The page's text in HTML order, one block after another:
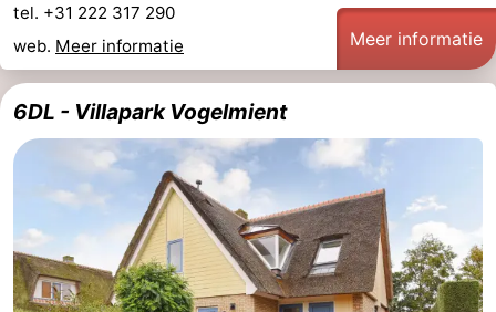
tel. +31 222 317 290
web. Meer informatie Meer informatie
6DL - Villapark Vogelmient